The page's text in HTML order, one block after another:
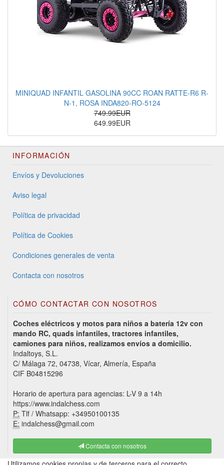
MINIQUAD INFANTIL GASOLINA 90CC ROAN RATTE-R6 R-
N-1, ROSA INDA820-RO-5124
749.99EUR
649.99EUR
INFORMACIÓN
Envíos y Devoluciones
Aviso legal
Política de privacidad
Política de Cookies
Condiciones generales de venta
Contacta con nosotros
CÓMO CONTACTAR CON NOSOTROS
Coches eléctricos y motos para niños a batería 12v con
mando RC, quads infantiles, tractores infantiles,
camiones para niños, realizamos envíos a domicilio.
Indaltoys, S.L.
C/ Málaga 72, 04738, Vícar, Almería, España
CIF B04815296
Horario de apertura para agencias: L-V 9 a 14h
https://www.indalchess.com
P: Tlf / Whatsapp: +34950100135
E: indalchess@gmail.com
Contacta con nosotros